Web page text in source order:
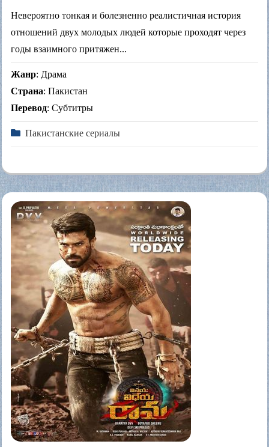
Невероятно тонкая и болезненно реалистичная история
отношений двух молодых людей которые проходят через
годы взаимного притяжен...
Жанр: Драма
Страна: Пакистан
Перевод: Субтитры
Пакистанские сериалы